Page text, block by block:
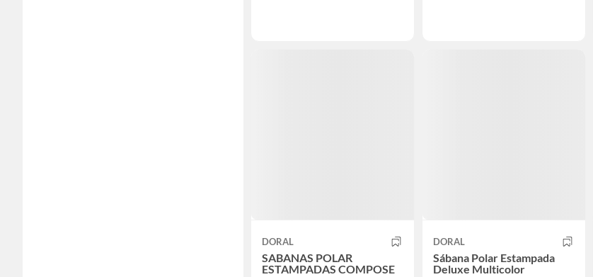
DORAL
SABANAS POLAR
ESTAMPADAS COMPOSE
DORAL
Sábana Polar Estampada
Deluxe Multicolor